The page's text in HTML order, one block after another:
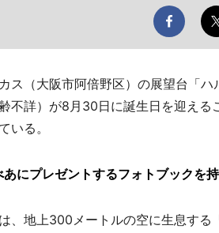
ス（大阪市阿倍野区）の展望台「
不詳）が8月30日に誕生日を迎え
いる。
あにプレゼントするフォトブックを
、地上300メートルの空に生息する